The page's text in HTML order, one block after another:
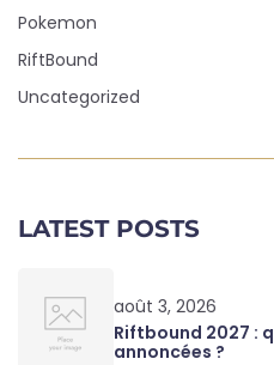
Pokemon
RiftBound
Uncategorized
LATEST POSTS
août 3, 2026
Riftbound 2027 :
annoncées ?